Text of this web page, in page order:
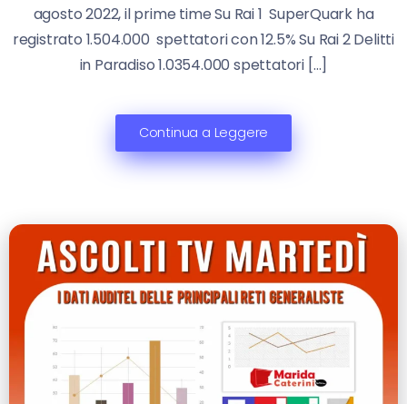
agosto 2022, il prime time Su Rai 1 SuperQuark ha
registrato 1.504.000 spettatori con 12.5% Su Rai 2 Delitti
in Paradiso 1.0354.000 spettatori […]
Continua a Leggere